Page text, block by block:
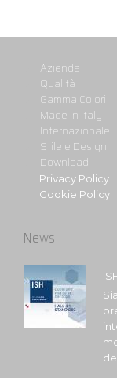
Azienda
Qualità
Gamma Colori
Made in italy
Internazionale
Stile e Design
Download
Privacy Policy
Cookie Policy
News